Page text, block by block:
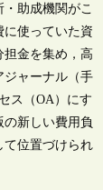
助成機関がこ
使っていた資
金を集め，高
ジャーナル（手
ス（OA）にす
新しい費用負
て位置づけられ